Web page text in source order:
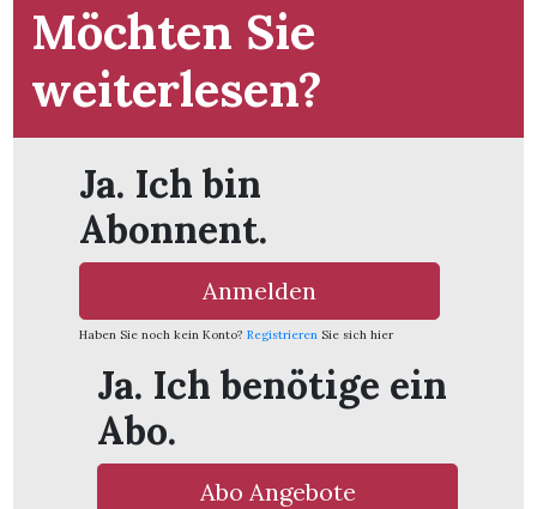
Möchten Sie
weiterlesen?
Ja. Ich bin
Abonnent.
Anmelden
Haben Sie noch kein Konto? Registrieren Sie sich hier
Ja. Ich benötige ein
Abo.
Abo Angebote